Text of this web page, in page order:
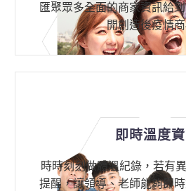
匯聚眾多全面的商家資訊給
開創造後疫情商
即時溫度
時時刻刻做體溫紀錄，若有
提醒，讓領導、老師能夠即